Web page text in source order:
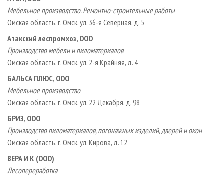
Мебельное производство. Ремонтно-строительные работы
Омская область, г. Омск, ул. 36-я Северная, д. 5
Атакский леспромхоз, ООО
Производство мебели и пиломатериалов
Омская область, г. Омск, ул. 2-я Крайняя, д. 4
БАЛЬСА ПЛЮС, ООО
Мебельное производство
Омская область, г. Омск, ул. 22 Декабря, д. 98
БРИЗ, ООО
Производство пиломатериалов, погонажных изделий, дверей и окон
Омская область, г. Омск, ул. Кирова, д. 12
ВЕРА И К (ООО)
Лесопереработка